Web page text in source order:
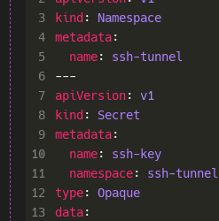
3
kind : Namespace
4
metadata
5
name: ssh-tunnel
6
7
apiVersion: v1
8
kind : Secret
9
metadata
10
name: ssh-key
11
namespace: ssh-tunnel
12
type: Opaque
13
data